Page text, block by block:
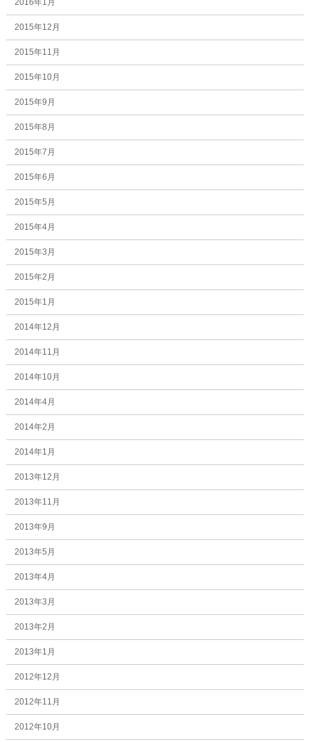
2016年1月
2015年12月
2015年11月
2015年10月
2015年9月
2015年8月
2015年7月
2015年6月
2015年5月
2015年4月
2015年3月
2015年2月
2015年1月
2014年12月
2014年11月
2014年10月
2014年4月
2014年2月
2014年1月
2013年12月
2013年11月
2013年9月
2013年5月
2013年4月
2013年3月
2013年2月
2013年1月
2012年12月
2012年11月
2012年10月